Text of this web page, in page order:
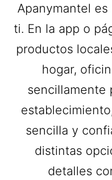
Apanymantel
ti. En la app o
productos
hogar,
sencillamente
sencilla y
distintas
detalles